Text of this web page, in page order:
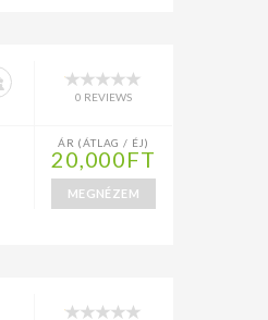
0 REVIEWS
ÁR (ÁTLAG / ÉJ)
20,000FT
MEGNÉZEM